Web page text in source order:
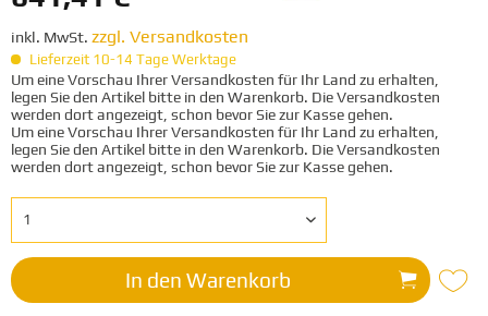
inkl. MwSt. zzgl. Versandkosten
Lieferzeit 10-14 Tage Werktage
Um eine Vorschau Ihrer Versandkosten für Ihr Land zu erhalten,
legen Sie den Artikel bitte in den Warenkorb. Die Versandkosten
werden dort angezeigt, schon bevor Sie zur Kasse gehen.
Um eine Vorschau Ihrer Versandkosten für Ihr Land zu erhalten,
legen Sie den Artikel bitte in den Warenkorb. Die Versandkosten
werden dort angezeigt, schon bevor Sie zur Kasse gehen.
In den Warenkorb